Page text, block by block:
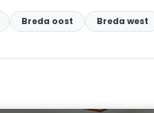
Breda oost Breda west